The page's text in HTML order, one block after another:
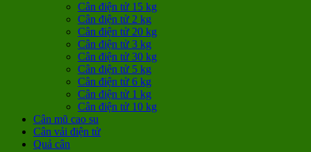
Cân điện tử 15 kg
Cân điện tử 2 kg
Cân điện tử 20 kg
Cân điện tử 3 kg
Cân điện tử 30 kg
Cân điện tử 5 kg
Cân điện tử 6 kg
Cân điện tử 1 kg
Cân điện tử 10 kg
Cân mũ cao su
Cân vải điện tử
Quả cân